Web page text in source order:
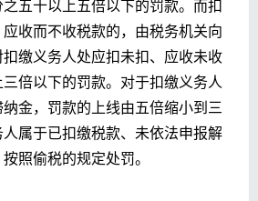
五十以上五倍以下的罚款。而扣
收而不收税款的，由税务机关向
缴义务人处应扣未扣、应收未收
倍以下的罚款。对于扣缴义务人
金，罚款的上线由五倍缩小到三
属于已扣缴税款、未依法申报解
照偷税的规定处罚。